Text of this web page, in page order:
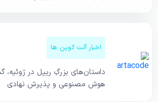
اخبار آلت کوین ها
هوش مصنوعی و پذیرش نهادی